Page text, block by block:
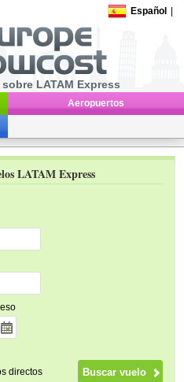
Español
LATAM Express
Aeropuertos
LATAM Express
directos